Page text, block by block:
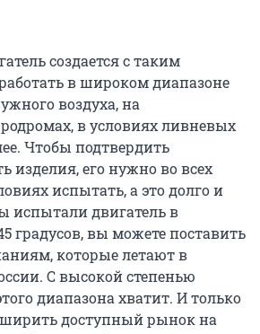
создается с таким
в широком диапазоне
воздуха, на
в условиях ливневых
Чтобы подтвердить
изделия, его нужно во всех
испытать, а это долго и
испытали двигатель в
градусов, вы можете поставить
которые летают в
С высокой степенью
диапазона хватит. И только
доступный рынок на